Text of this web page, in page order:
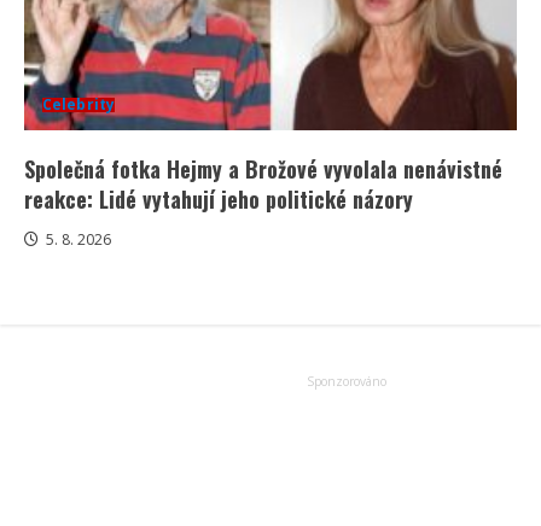
Celebrity
Společná fotka Hejmy a Brožové vyvolala nenávistné
reakce: Lidé vytahují jeho politické názory
5. 8. 2026